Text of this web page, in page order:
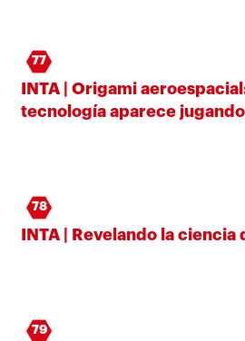
77
INTA | Origami
tecnología aparece jugando
78
INTA | Revelando la
79